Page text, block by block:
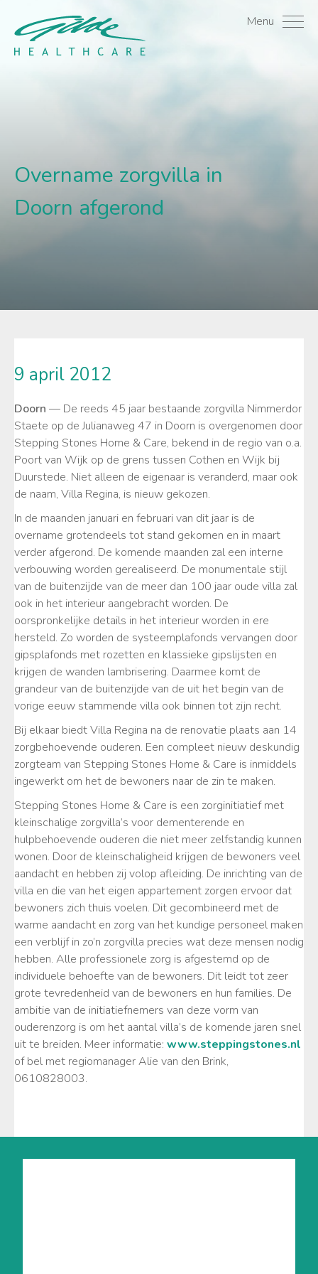
Overname zorgvilla in
Menu
Overname zorgvilla in
Doorn afgerond
9 april 2012
Doorn — De reeds 45 jaar bestaande zorgvilla Nimmerdor
Staete op de Julianaweg 47 in Doorn is overgenomen door
Stepping Stones Home & Care, bekend in de regio van o.a.
Poort van Wijk op de grens tussen Cothen en Wijk bij
Duurstede. Niet alleen de eigenaar is veranderd, maar ook
de naam, Villa Regina, is nieuw gekozen.
In de maanden januari en februari van dit jaar is de
overname grotendeels tot stand gekomen en in maart
verder afgerond. De komende maanden zal een interne
verbouwing worden gerealiseerd. De monumentale stijl
van de buitenzijde van de meer dan 100 jaar oude villa zal
ook in het interieur aangebracht worden. De
oorspronkelijke details in het interieur worden in ere
hersteld. Zo worden de systeemplafonds vervangen door
gipsplafonds met rozetten en klassieke gipslijsten en
krijgen de wanden lambrisering. Daarmee komt de
grandeur van de buitenzijde van de uit het begin van de
vorige eeuw stammende villa ook binnen tot zijn recht.
Bij elkaar biedt Villa Regina na de renovatie plaats aan 14
zorgbehoevende ouderen. Een compleet nieuw deskundig
zorgteam van Stepping Stones Home & Care is inmiddels
ingewerkt om het de bewoners naar de zin te maken.
Stepping Stones Home & Care is een zorginitiatief met
kleinschalige zorgvilla’s voor dementerende en
hulpbehoevende ouderen die niet meer zelfstandig kunnen
wonen. Door de kleinschaligheid krijgen de bewoners veel
aandacht en hebben zij volop afleiding. De inrichting van de
villa en die van het eigen appartement zorgen ervoor dat
bewoners zich thuis voelen. Dit gecombineerd met de
warme aandacht en zorg van het kundige personeel maken
een verblijf in zo’n zorgvilla precies wat deze mensen nodig
hebben. Alle professionele zorg is afgestemd op de
individuele behoefte van de bewoners. Dit leidt tot zeer
grote tevredenheid van de bewoners en hun families. De
ambitie van de initiatiefnemers van deze vorm van
ouderenzorg is om het aantal villa’s de komende jaren snel
uit te breiden. Meer informatie: www.steppingstones.nl
of bel met regiomanager Alie van den Brink,
0610828003.